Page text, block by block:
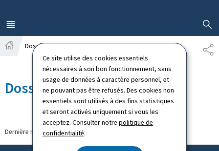
Ce site utilise des cookies essentiels
nécessaires à son bon fonctionnement, sans
usage de données à caractère personnel, et
ne pouvant pas être refusés. Des cookies non
essentiels sont utilisés à des fins statistiques
et seront activés uniquement si vous les
acceptez. Consulter notrepolitique de
confidentialité.
MENU
PRINCIPAL
Dossiers
Dossiers
Dernière modification le14.02.2018